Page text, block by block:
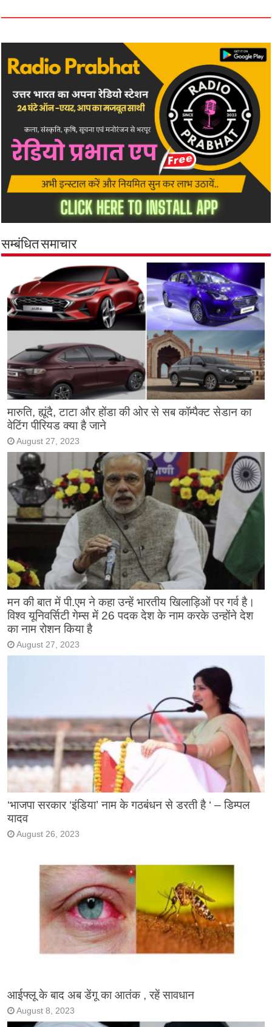
सम्बंधित समाचार
मारुति, ह्यूंदै, टाटा और होंडा की ओर से सब कॉम्पैक्ट सेडान का
वेटिंग पीरियड क्या है जाने
August 27, 2023
मन की बात में पी.एम ने कहा उन्हें भारतीय खिलाड़िओं पर गर्व है।
विश्व यूनिवर्सिटी गेम्स में 26 पदक देश के नाम करके उन्होंने देश
का नाम रोशन किया है
August 27, 2023
‘भाजपा सरकार ‘इंडिया’ नाम के गठबंधन से डरती है ‘ – डिम्पल
यादव
August 26, 2023
आईफ्लू के बाद अब डेंगू का आतंक , रहें सावधान
August 8, 2023